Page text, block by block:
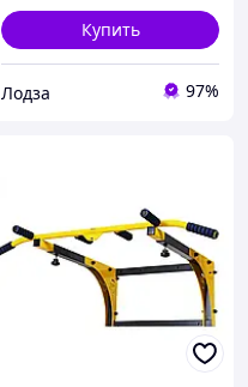
Купить
Лодза 97%